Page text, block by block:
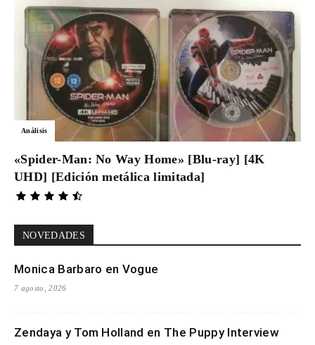
Análisis
«Spider-Man: No Way Home» [Blu-ray] [4K
UHD] [Edición metálica limitada]
NOVEDADES
Monica Barbaro en Vogue
7 agosto, 2026
Zendaya y Tom Holland en The Puppy Interview